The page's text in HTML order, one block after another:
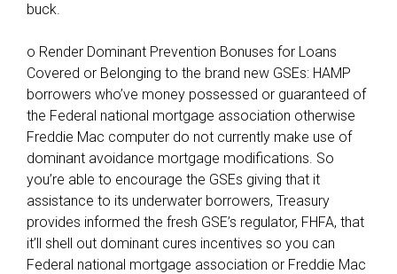
buck.
o Render Dominant Prevention Bonuses for Loans
Covered or Belonging to the brand new GSEs: HAMP
borrowers who’ve money possessed or guaranteed of
the Federal national mortgage association otherwise
Freddie Mac computer do not currently make use of
dominant avoidance mortgage modifications. So
you’re able to encourage the GSEs giving that it
assistance to its underwater borrowers, Treasury
provides informed the fresh GSE’s regulator, FHFA, that
it’ll shell out dominant cures incentives so you can
Federal national mortgage association or Freddie Mac